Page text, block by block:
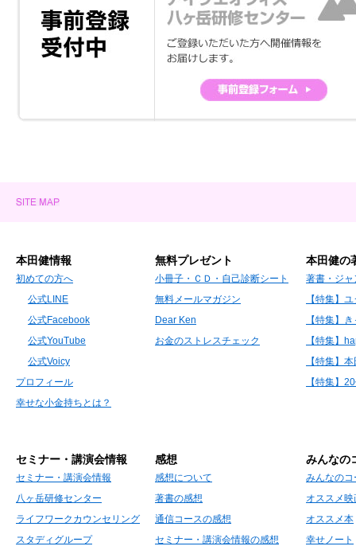
本田健情報
初めての方へ
公式LINE
公式Facebook
公式YouTube
公式Voicy
プロフィール
幸せな小金持ちとは？
無料プレゼント
小冊子・ＣＤ・自己診断シート
無料メールマガジン
Dear Ken
お金のストレスチェック
本田健の
著書・ジャ
【特集】
【特集】
【特集】
【特集】
【特集】
セミナー・講演会情報
セミナー・講演会情報
八ヶ岳研修センター
ライフワークカウンセリング
スタディグループ
感想
感想について
著書の感想
通信コースの感想
セミナー・講演会情報の感想
みんなの
みんなの
オススメ映
オススメ本
幸せノート